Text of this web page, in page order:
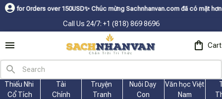
over 150USDㅤ✨Chúc mừng Sachnhanvan.com đã có mặt hơn 200 quốc
Call Us 24/7: +1 (818) 869 8696
Cart
Thiếu Nhi
Cổ Tích
Tài
Chính
Truyện
Tranh
Nuôi Dạy
Con
Văn học Việt
Nam